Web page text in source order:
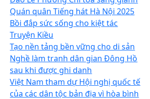
Quán quân Tiếng hát Hà Nội 2025
Bồi đắp sức sống cho kiệt tác
Truyện Kiều
Tạo nền tảng bền vững cho di sản
Nghề làm tranh dân gian Đông Hồ
sau khi được ghi danh
Việt Nam tham dự Hội nghị quốc tế
của các dân tộc bản địa vì hòa bình